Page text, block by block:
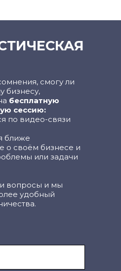
смогу ли
бизнесу,
бесплатную
сессию:
по видео-связи
ближе
о своём бизнесе и
или задачи
вопросы и мы
удобный